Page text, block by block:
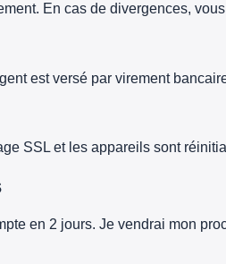
En cas de divergences,
est versé par virement
SSL et les appareils sont
en 2 jours. Je vendrai mon